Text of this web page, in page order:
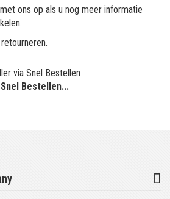
ons op als u nog meer informatie
via Snel Bestellen
Bestellen...